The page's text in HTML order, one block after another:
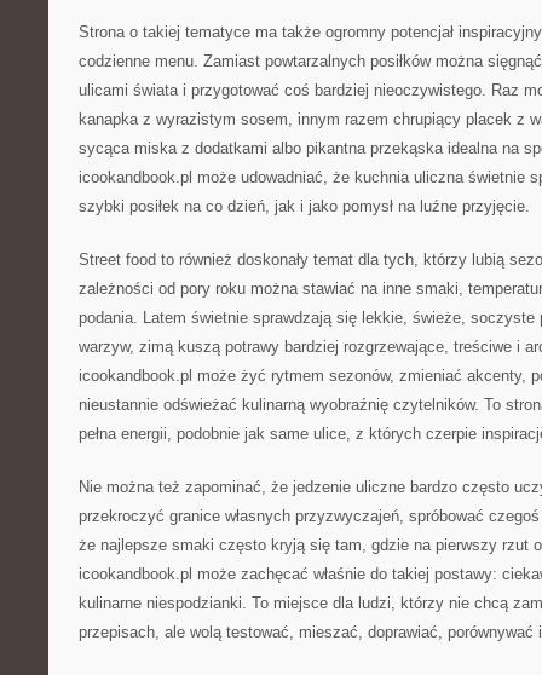
Strona o takiej tematyce ma także ogromny potencjał
codzienne menu. Zamiast powtarzalnych posiłków można
ulicami świata i przygotować coś bardziej nieoczywistego. Raz
kanapka z wyrazistym sosem, innym razem chrupiący placek z
sycąca miska z dodatkami albo pikantna przekąska idealna na
icookandbook.pl może udowadniać, że kuchnia uliczna świetnie
szybki posiłek na co dzień, jak i jako pomysł na luźne przyjęcie.
Street food to również doskonały temat dla tych, którzy lubią
zależności od pory roku można stawiać na inne smaki,
podania. Latem świetnie sprawdzają się lekkie, świeże, soczyste
warzyw, zimą kuszą potrawy bardziej rozgrzewające, treściwe i
icookandbook.pl może żyć rytmem sezonów, zmieniać akcenty,
nieustannie odświeżać kulinarną wyobraźnię czytelników. To
pełna energii, podobnie jak same ulice, z których czerpie
Nie można też zapominać, że jedzenie uliczne bardzo często
przekroczyć granice własnych przyzwyczajeń, spróbować
że najlepsze smaki często kryją się tam, gdzie na pierwszy rzut
icookandbook.pl może zachęcać właśnie do takiej postawy:
kulinarne niespodzianki. To miejsce dla ludzi, którzy nie chcą
przepisach, ale wolą testować, mieszać, doprawiać, porównywać